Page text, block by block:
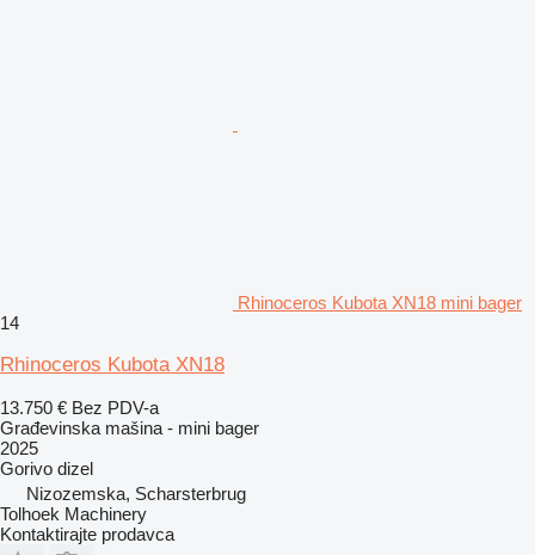
Rhinoceros Kubota XN18 mini bager
14
Rhinoceros Kubota XN18
13.750 € Bez PDV-a
Građevinska mašina - mini bager
2025
Gorivo dizel
Nizozemska, Scharsterbrug
Tolhoek Machinery
Kontaktirajte prodavca